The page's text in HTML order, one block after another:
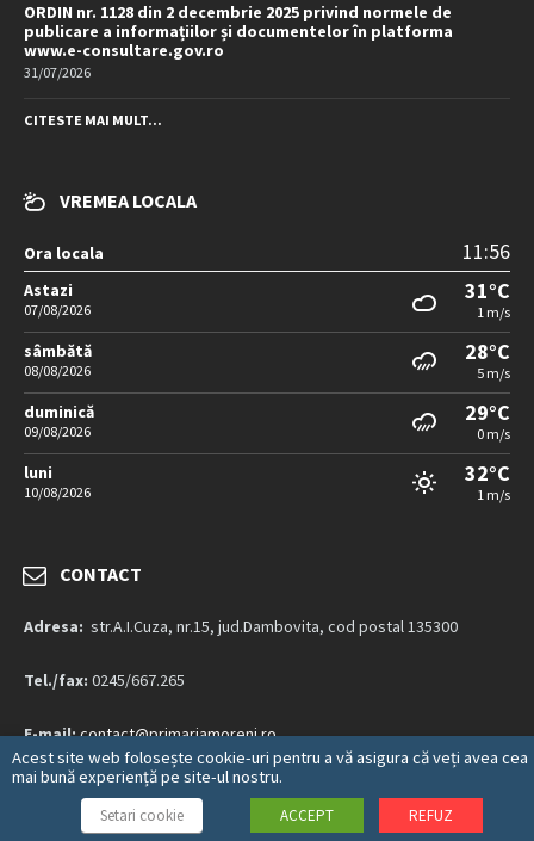
ORDIN nr. 1128 din 2 decembrie 2025 privind normele de
publicare a informațiilor și documentelor în platforma
www.e-consultare.gov.ro
31/07/2026
CITESTE MAI MULT...
VREMEA LOCALA
Ora locala 11:56
Astazi
07/08/2026
31°C
1 m/s
sâmbătă
08/08/2026
28°C
5 m/s
duminică
09/08/2026
29°C
0 m/s
luni
10/08/2026
32°C
1 m/s
CONTACT
Adresa: str.A.I.Cuza, nr.15, jud.Dambovita, cod postal 135300
Tel./fax: 0245/667.265
E-mail:contact@primariamoreni.ro
Mai multe detalii…
Acest site web folosește cookie-uri pentru a vă asigura că veți avea cea
mai bună experiență pe site-ul nostru.
Setari cookie ACCEPT REFUZ